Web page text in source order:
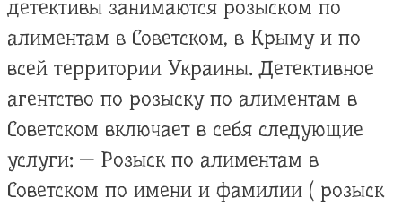
детективы занимаются розыском по
алиментам в Советском, в Крыму и по
всей территории Украины. Детективное
агентство по розыску по алиментам в
Советском включает в себя следующие
услуги: — Розыск по алиментам в
Советском по имени и фамилии ( розыск